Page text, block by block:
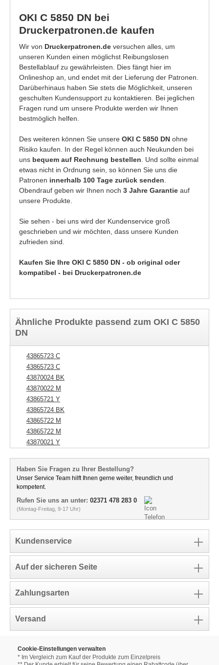
OKI C 5850 DN bei
Druckerpatronen.de kaufen
Wir von Druckerpatronen.de versuchen alles, um
unseren Kunden einen möglichst Reibungslosen
Bestellablauf zu gewährleisten. Dies fängt hier im
Onlineshop an, und endet mit der Lieferung der Patronen.
Darüberhinaus haben Sie stets die Möglichkeit, unseren
geschulten Kundensupport zu kontaktieren. Bei jeglichen
Fragen rund um unsere Produkte werden wir Ihnen
bestmöglich helfen.
Des weiteren können Sie unsere OKI C 5850 DN ohne
Risiko kaufen. In der Regel können auch Neukunden bei
uns bequem auf Rechnung bestellen . Und sollte einmal
etwas nicht in Ordnung sein, so können Sie uns die
Patronen innerhalb 100 Tage zurück senden
Obendrauf geben wir Ihnen noch 3 Jahre Garantie auf
unsere Produkte.
Sie sehen - bei uns wird der Kundenservice groß
geschrieben und wir möchten, dass unsere Kunden
zufrieden sind.
Kaufen Sie Ihre OKI C 5850 DN - ob original oder
kompatibel - bei Druckerpatronen.de
Ähnliche Produkte passend zum OKI C 5850
DN
43865723 C
43865723 C
43870024 BK
43870022 M
43865721 Y
43865724 BK
43865722 M
43865722 M
43870021 Y
Haben Sie Fragen zu Ihrer Bestellung?
Unser Service Team hilft Ihnen gerne weiter, freundlich und
kompetent.
Rufen Sie uns an unter: 02371 478 283 0
(Montag-Freitag, 9-17 Uhr)
Kundenservice
Auf der sicheren Seite
Zahlungsarten
Versand
Cookie-Einstellungen verwalten
* Im Vergleich zum Kauf der Produkte zum Einzelpreis